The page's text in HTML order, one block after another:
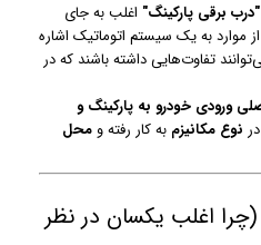
"درب برقی پارکینگ" اغلب به جای
موارد به یک سیستم اتوماتیک اشاره
تفاوت‌هایی داشته باشند که در
ورودی خودرو به پارکینگ و
نوع مکانیزم به کار رفته ومحل
اغلب یکسان در نظر